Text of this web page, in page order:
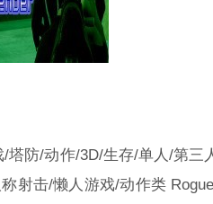
塔防/动作/3D/生存/单人/第三
射击/懒人游戏/动作类